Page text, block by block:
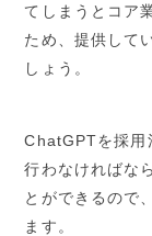
てしまうとコア
ため、提供して
しょう。
ChatGPTを採用
行わなければな
とができるので
ます。